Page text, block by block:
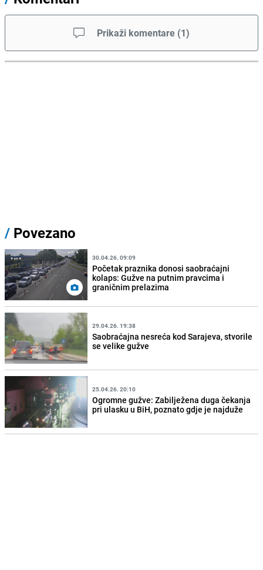
Prikaži komentare (1)
/ Povezano
30.04.26. 09:09
Početak praznika donosi saobraćajni
kolaps: Gužve na putnim pravcima i
graničnim prelazima
29.04.26. 19:38
Saobraćajna nesreća kod Sarajeva, stvorile
se velike gužve
25.04.26. 20:10
Ogromne gužve: Zabilježena duga čekanja
pri ulasku u BiH, poznato gdje je najduže